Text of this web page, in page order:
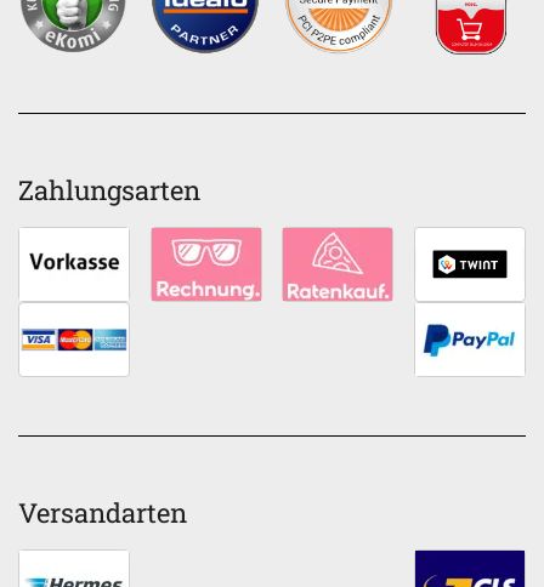
Zahlungsarten
Versandarten